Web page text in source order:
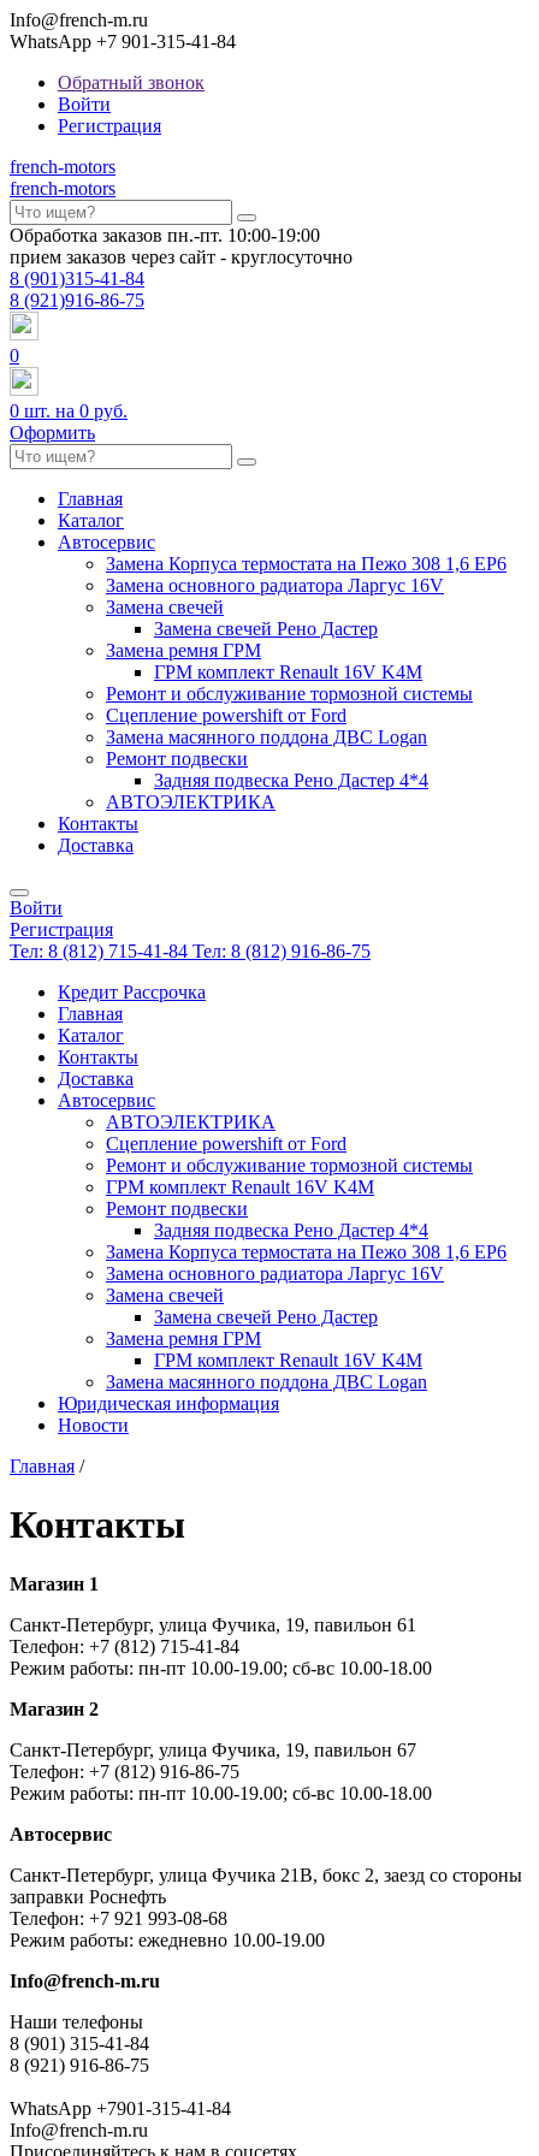
Info@french-m.ru
WhatsApp +7 901-315-41-84
Обратный звонок
Войти
Регистрация
french-motors
french-motors
Обработка заказов пн.-пт. 10:00-19:00
прием заказов через сайт - круглосуточно
8 (901)315-41-84
8 (921)916-86-75
0
0 шт. на 0 руб.
Оформить
Главная
Каталог
Автосервис
Замена Корпуса термостата на Пежо 308 1,6 EP6
Замена основного радиатора Ларгус 16V
Замена свечей
Замена свечей Рено Дастер
Замена ремня ГРМ
ГРМ комплект Renault 16V K4M
Ремонт и обслуживание тормозной системы
Сцепление powershift от Ford
Замена масянного поддона ДВС Logan
Ремонт подвески
Задняя подвеска Рено Дастер 4*4
АВТОЭЛЕКТРИКА
Контакты
Доставка
Войти
Регистрация
Тел: 8 (812) 715-41-84 Тел: 8 (812) 916-86-75
Кредит Рассрочка
Главная
Каталог
Контакты
Доставка
Автосервис
АВТОЭЛЕКТРИКА
Сцепление powershift от Ford
Ремонт и обслуживание тормозной системы
ГРМ комплект Renault 16V K4M
Ремонт подвески
Задняя подвеска Рено Дастер 4*4
Замена Корпуса термостата на Пежо 308 1,6 EP6
Замена основного радиатора Ларгус 16V
Замена свечей
Замена свечей Рено Дастер
Замена ремня ГРМ
ГРМ комплект Renault 16V K4M
Замена масянного поддона ДВС Logan
Юридическая информация
Новости
Главная /
Контакты
Магазин 1
Санкт-Петербург, улица Фучика, 19, павильон 61
Телефон: +7 (812) 715-41-84
Режим работы: пн-пт 10.00-19.00; сб-вс 10.00-18.00
Магазин 2
Санкт-Петербург, улица Фучика, 19, павильон 67
Телефон: +7 (812) 916-86-75
Режим работы: пн-пт 10.00-19.00; сб-вс 10.00-18.00
Автосервис
Санкт-Петербург, улица Фучика 21В, бокс 2, заезд со стороны
заправки Роснефть
Телефон: +7 921 993-08-68
Режим работы: ежедневно 10.00-19.00
Info@french-m.ru
Наши телефоны
8 (901) 315-41-84
8 (921) 916-86-75
WhatsApp +7901-315-41-84
Info@french-m.ru
Присоединяйтесь к нам в соцсетях